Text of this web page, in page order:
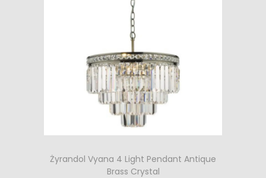
Żyrandol Vyana 4 Light Pendant Antique
Brass Crystal